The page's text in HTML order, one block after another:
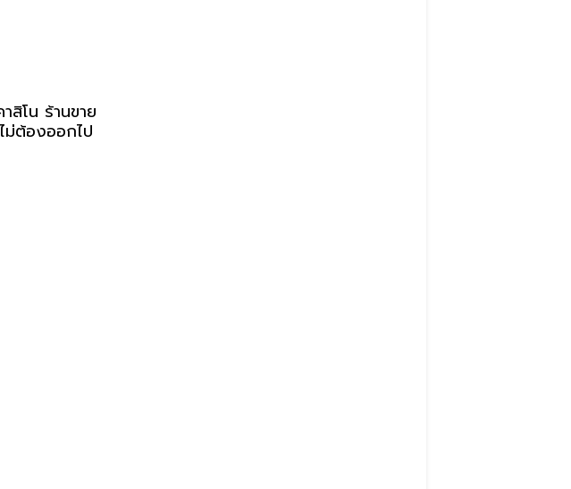
สิโน ร้านขาย
ม่ต้องออกไป